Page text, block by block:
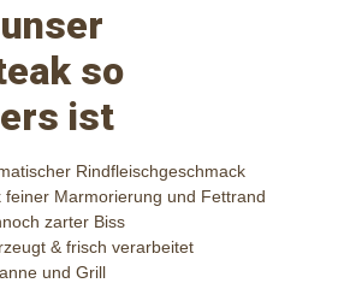
so
ist
Rindfleischgeschmack
feiner Marmorierung und Fettrand
zarter Biss
& frisch verarbeitet
und Grill